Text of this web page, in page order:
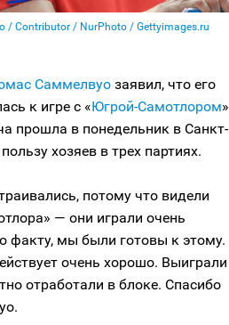
/ Contributor / NurPhoto / Gettyimages.ru
Саммелвуо заявил, что его
к игре с «Югрой-Самотлором»
прошла в понедельник в Санкт-
хозяев в трех партиях.
потому что видели
— они играли очень
факту, мы были готовы к этому.
очень хорошо. Выиграли
отработали в блоке. Спасибо